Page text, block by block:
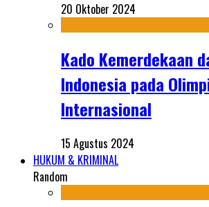
20 Oktober 2024
Kado Kemerdekaan
Indonesia pada
Internasional
15 Agustus 2024
HUKUM & KRIMINAL
Random